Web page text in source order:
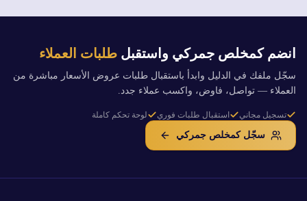
انضم كمخلص جمركي واستقبل طلبات العملاء
سجّل ملفك في الدليل وابدأ باستقبال طلبات عروض الأسعار مباشرة من
العملاء — تواصل، فاوض، واكسب عملاء جدد.
تسجيل مجاني استقبال طلبات فوري لوحة تحكم كاملة
سجّل كمخلص جمركي